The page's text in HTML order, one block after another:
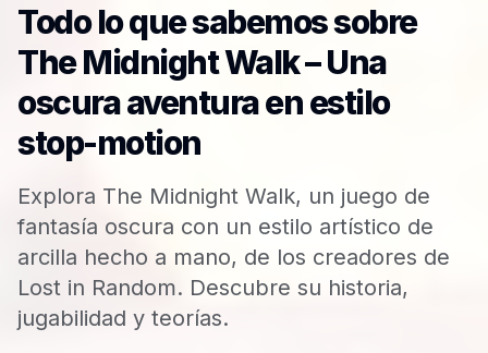
Todo lo que sabemos sobre
The Midnight Walk – Una
oscura aventura en estilo
stop-motion
Explora The Midnight Walk, un juego de
fantasía oscura con un estilo artístico de
arcilla hecho a mano, de los creadores de
Lost in Random. Descubre su historia,
jugabilidad y teorías.